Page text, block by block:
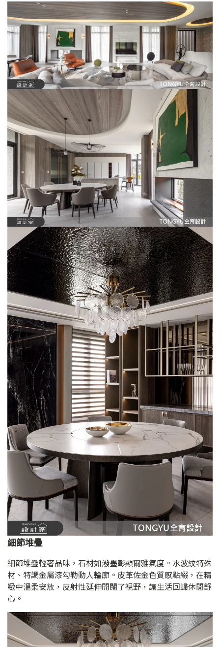
細節堆疊
細節堆疊輕奢品味，石材如潑墨彰顯爾雅氣度。水波紋特殊
材、特調金屬漆勾勒動人輪廓。皮革佐金色質感點綴，在精
緻中溫柔安放，反射性延伸開闊了視野，讓生活回歸休閒舒
心。